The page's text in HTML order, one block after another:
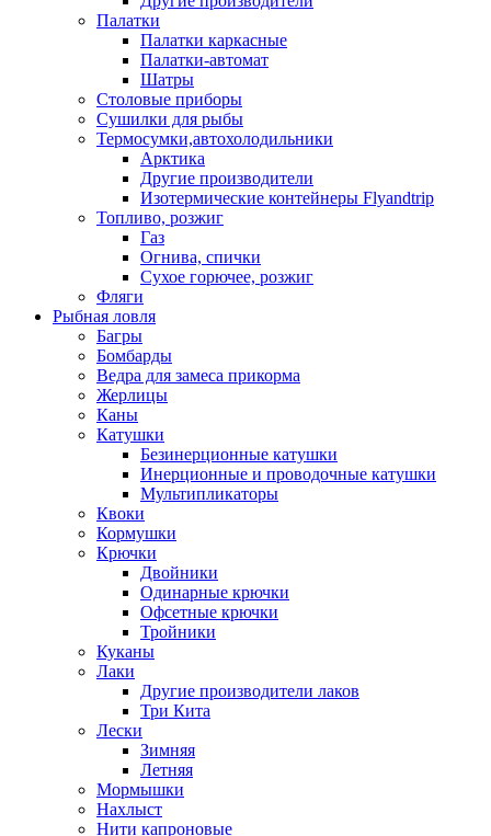
Палатки
Палатки каркасные
Палатки-автомат
Шатры
Столовые приборы
Сушилки для рыбы
Термосумки,автохолодильники
Арктика
Другие производители
Изотермические контейнеры Flyandtrip
Топливо, розжиг
Газ
Огнива, спички
Сухое горючее, розжиг
Фляги
Рыбная ловля
Багры
Бомбарды
Ведра для замеса прикорма
Жерлицы
Каны
Катушки
Безинерционные катушки
Инерционные и проводочные катушки
Мультипликаторы
Квоки
Кормушки
Крючки
Двойники
Одинарные крючки
Офсетные крючки
Тройники
Куканы
Лаки
Другие производители лаков
Три Кита
Лески
Зимняя
Летняя
Мормышки
Нахлыст
Нити капроновые